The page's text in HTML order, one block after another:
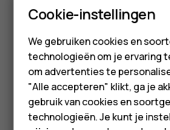
Smartphones
Feature phones
Accessoires
HMD Terra M
Voor bedrijven
luchtvaartmaatschappij en alle
maken met een Wifi-netwerk om
te surfen, of kunt u in de
Bluetooth inschakelen.
Cookie-instellingen
We gebruiken cookies en
technologieën om je ervaring
om advertenties te
"Alle accepteren" klikt, ga je
gebruik van cookies en
technologieën. Je kunt je